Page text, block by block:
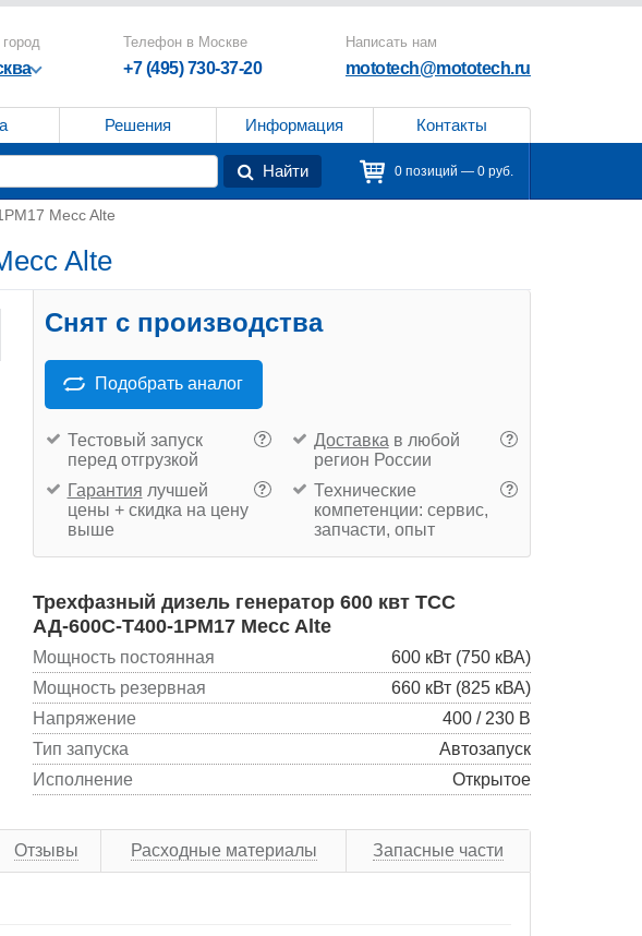
Телефон в Москве
+7 (495) 730-37-20
Написать нам
mototech@mototech.ru
Решения Информация Контакты
Найти 0 позиций — 0 руб.
Mecc Alte
Alte
Снят с производства
Подобрать аналог
?
Тестовый запуск
перед отгрузкой
?
Доставка в любой
регион России
?
Гарантия лучшей
цены + скидка на цену
выше
?
Технические
компетенции: сервис,
запчасти, опыт
Трехфазный дизель генератор 600 квт ТСС
АД-600С-Т400-1РМ17 Mecc Alte
Мощность постоянная
600 кВт (750 кВА)
Мощность резервная
660 кВт (825 кВА)
Напряжение
400 / 230 В
Тип запуска
Автозапуск
Исполнение
Открытое
Отзывы Расходные материалы Запасные части